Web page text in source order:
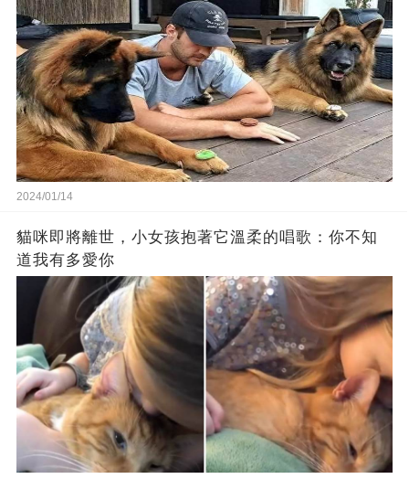
2024/01/14
貓咪即將離世，小女孩抱著它溫柔的唱歌：你不知
道我有多愛你